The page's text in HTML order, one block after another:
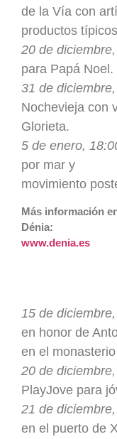
de la Vía con
productos
20 de
para Papá Noel.
31 de
Nochevieja con
Glorieta.
5 de enero,
por mar y
movimiento
Más información
Dénia:
www.denia.es
15 de
en honor de
en el
20 de
PlayJove para
21 de
en el puerto de